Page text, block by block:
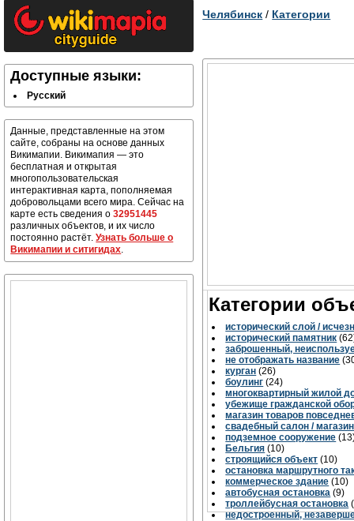
Доступные языки:
Русский
Данные, представленные на этом
сайте, собраны на основе данных
Викимапии. Викимапия — это
бесплатная и открытая
многопользовательская
интерактивная карта, пополняемая
добровольцами всего мира. Сейчас на
карте есть сведения о32951445
различных объектов, и их число
постоянно растёт.Узнать больше о
Викимапии и ситигидах.
Челябинск / Категории
Категории
исторический слой /
исторический памятник
заброшенный,
не отображать название
курган (26)
боулинг (24)
многоквартирный жилой
убежище гражданской
магазин товаров
свадебный салон /
подземное сооружение
Бельгия (10)
строящийся объект (10)
остановка маршрутного
коммерческое здание (10)
автобусная остановка (9)
троллейбусная остановка
недостроенный,